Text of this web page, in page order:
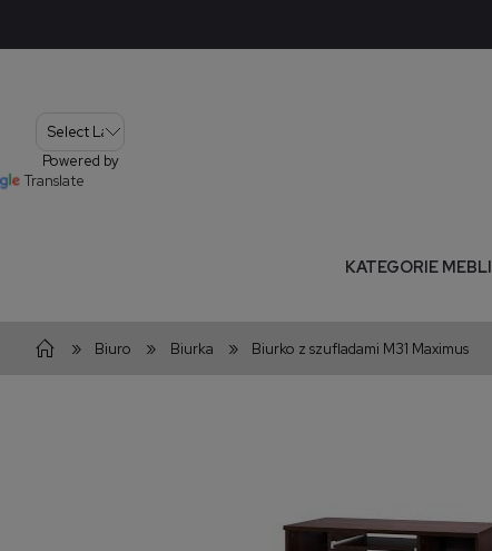
Powered by
Translate
KATEGORIE MEBLI
» Biuro » Biurka » Biurko z szufladami M31 Maximus